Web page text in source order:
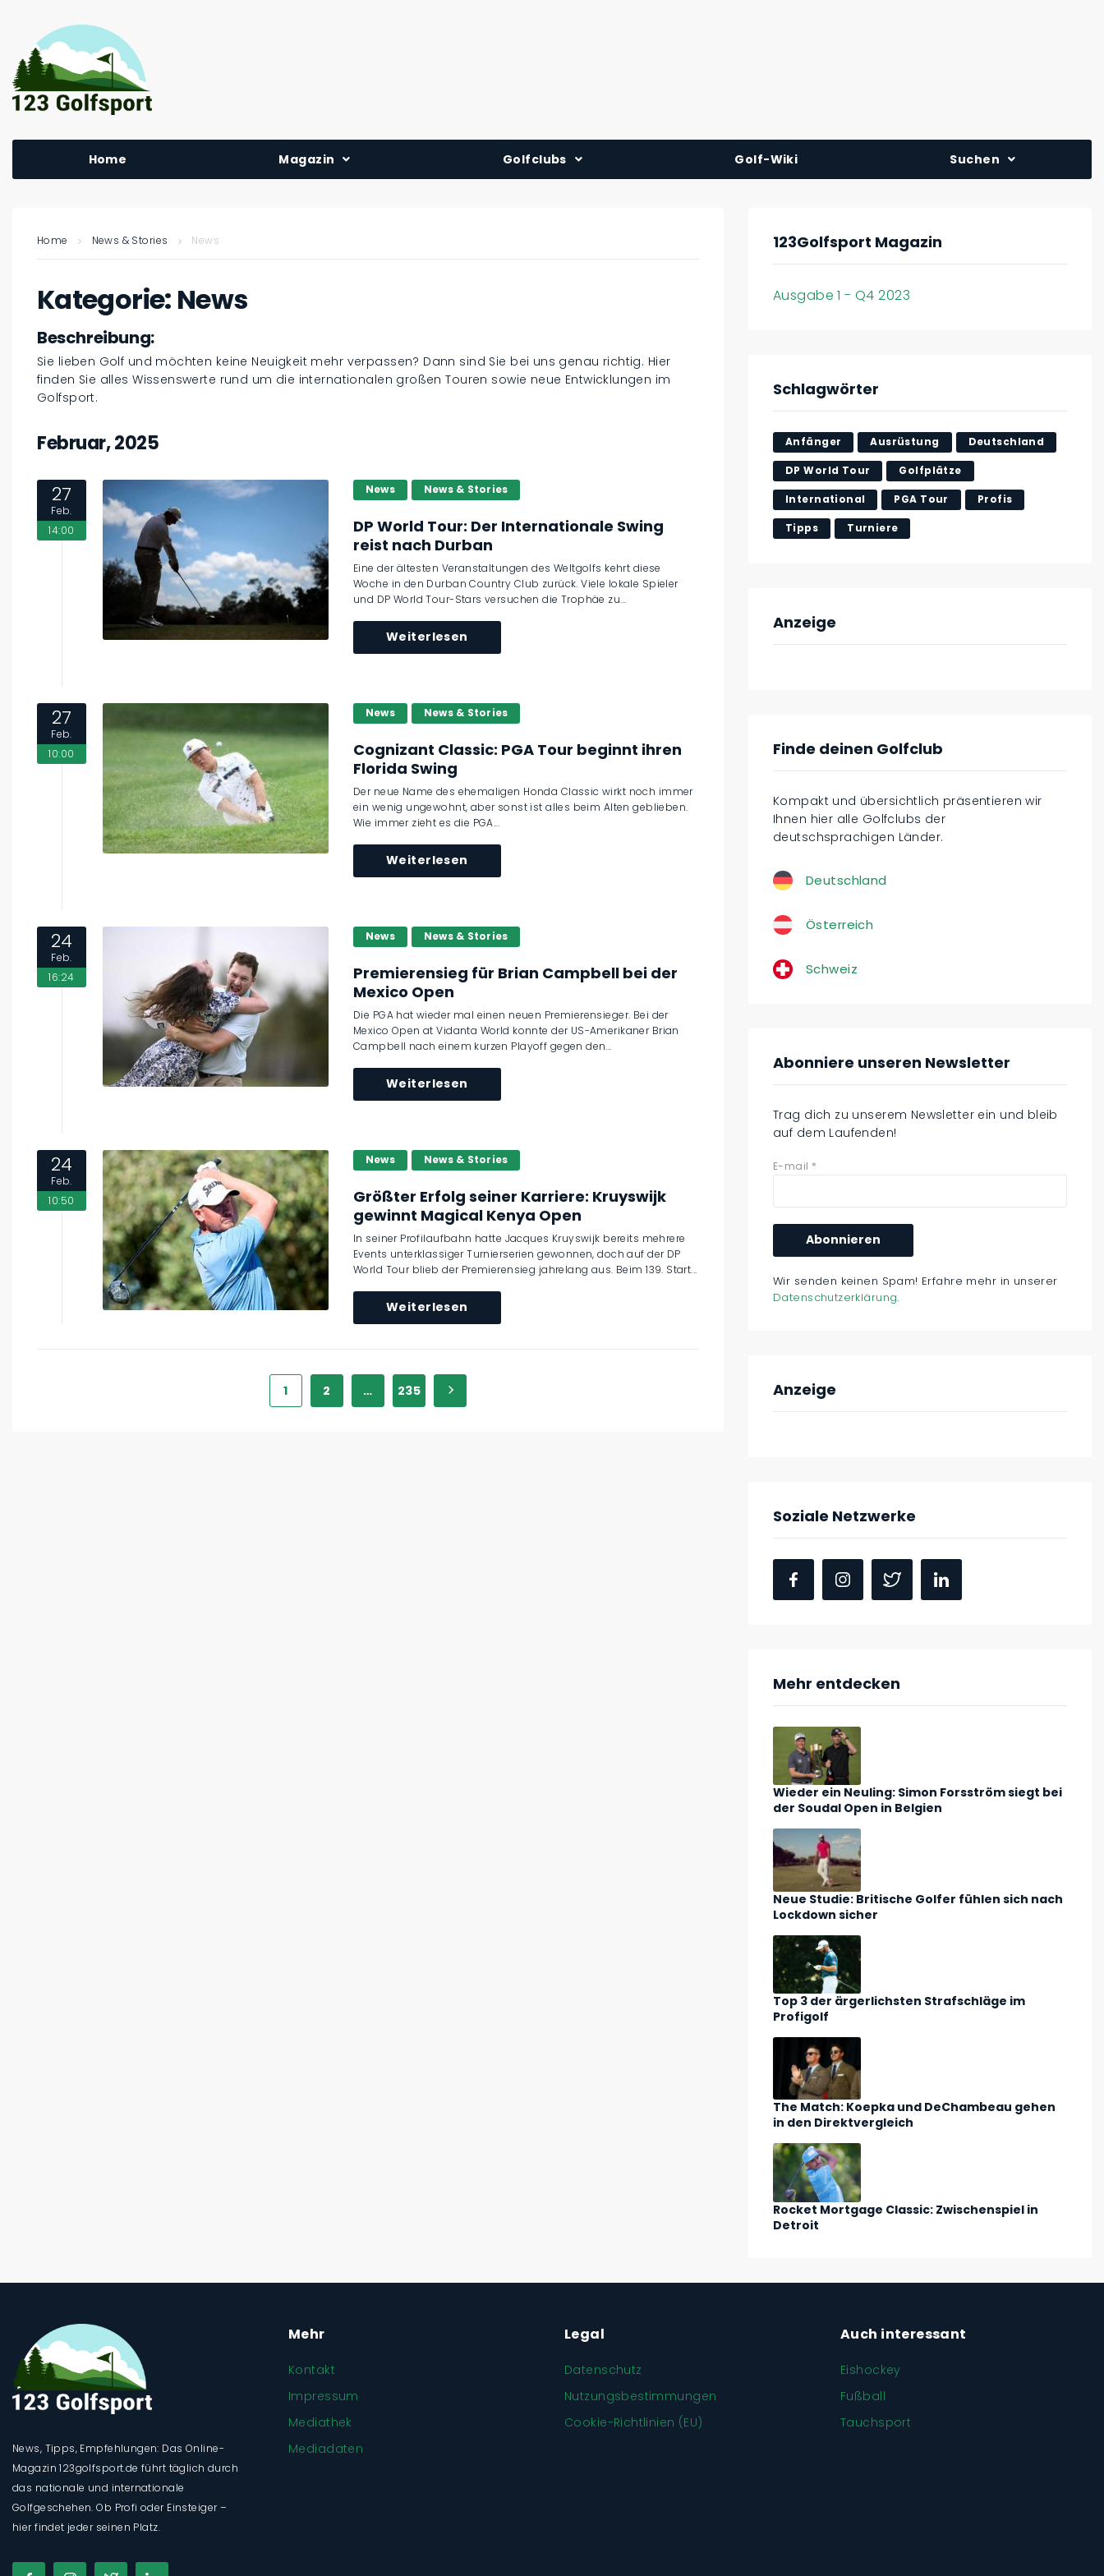
Home Magazin
Golfclubs
Golf-Wiki Suchen
Home News & Stories News
Kategorie: News
Beschreibung:
Sie lieben Golf und möchten keine Neuigkeit mehr verpassen? Dann sind Sie bei uns genau richtig. Hier
finden Sie alles Wissenswerte rund um die internationalen großen Touren sowie neue Entwicklungen im
Golfsport.
Februar, 2025
27
Feb.
14:00
News News & Stories
DP World Tour: Der Internationale Swing
reist nach Durban
Eine der ältesten Veranstaltungen des Weltgolfs kehrt diese
Woche in den Durban Country Club zurück. Viele lokale Spieler
und DP World Tour-Stars versuchen die Trophäe zu...
Weiterlesen
27
Feb.
10:00
News News & Stories
Cognizant Classic: PGA Tour beginnt ihren
Florida Swing
Der neue Name des ehemaligen Honda Classic wirkt noch immer
ein wenig ungewohnt, aber sonst ist alles beim Alten geblieben.
Wie immer zieht es die PGA...
Weiterlesen
24
Feb.
16:24
News News & Stories
Premierensieg für Brian Campbell bei der
Mexico Open
Die PGA hat wieder mal einen neuen Premierensieger. Bei der
Mexico Open at Vidanta World konnte der US-Amerikaner Brian
Campbell nach einem kurzen Playoff gegen den...
Weiterlesen
24
Feb.
10:50
News News & Stories
Größter Erfolg seiner Karriere: Kruyswijk
gewinnt Magical Kenya Open
In seiner Profilaufbahn hatte Jacques Kruyswijk bereits mehrere
Events unterklassiger Turnierserien gewonnen, doch auf der DP
World Tour blieb der Premierensieg jahrelang aus. Beim 139. Start...
Weiterlesen
1 2 … 235
123Golfsport Magazin
Ausgabe 1 - Q4 2023
Schlagwörter
Anfänger Ausrüstung Deutschland
DP World Tour Golfplätze
International PGA Tour Profis
Tipps Turniere
Anzeige
Finde deinen Golfclub
Kompakt und übersichtlich präsentieren wir
Ihnen hier alle Golfclubs der
deutschsprachigen Länder.
Deutschland
Österreich
Schweiz
Abonniere unseren Newsletter
Trag dich zu unserem Newsletter ein und bleib
auf dem Laufenden!
E-mail *
Wir senden keinen Spam! Erfahre mehr in unserer
Datenschutzerklärung.
Anzeige
Soziale Netzwerke
Mehr entdecken
Wieder ein Neuling: Simon Forsström siegt bei
der Soudal Open in Belgien
Neue Studie: Britische Golfer fühlen sich nach
Lockdown sicher
Top 3 der ärgerlichsten Strafschläge im
Profigolf
The Match: Koepka und DeChambeau gehen
in den Direktvergleich
Rocket Mortgage Classic: Zwischenspiel in
Detroit
News, Tipps, Empfehlungen: Das Online-
Magazin 123golfsport.de führt täglich durch
das nationale und internationale
Golfgeschehen. Ob Profi oder Einsteiger –
hier findet jeder seinen Platz.
Mehr
Kontakt
Impressum
Mediathek
Mediadaten
Legal
Datenschutz
Nutzungsbestimmungen
Cookie-Richtlinien (EU)
Auch interessant
Eishockey
Fußball
Tauchsport